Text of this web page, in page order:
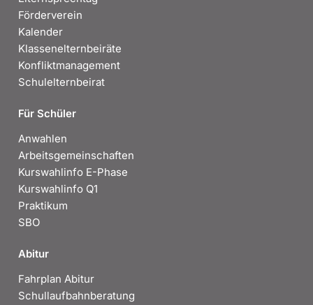
Förderverein
Kalender
Klassenelternbeiräte
Konfliktmanagement
Schulelternbeirat
Für Schüler
Anwahlen
Arbeitsgemeinschaften
Kurswahlinfo E-Phase
Kurswahlinfo Q1
Praktikum
SBO
Abitur
Fahrplan Abitur
Schullaufbahnberatung